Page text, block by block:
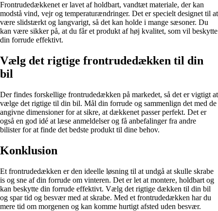
Frontrudedækkenet er lavet af holdbart, vandtæt materiale, der kan
modstå vind, vejr og temperaturændringer. Det er specielt designet til at
være slidstærkt og langvarigt, så det kan holde i mange sæsoner. Du
kan være sikker på, at du får et produkt af høj kvalitet, som vil beskytte
din forrude effektivt.
Vælg det rigtige frontrudedækken til din
bil
Der findes forskellige frontrudedækken på markedet, så det er vigtigt at
vælge det rigtige til din bil. Mål din forrude og sammenlign det med de
angivne dimensioner for at sikre, at dækkenet passer perfekt. Det er
også en god idé at læse anmeldelser og få anbefalinger fra andre
bilister for at finde det bedste produkt til dine behov.
Konklusion
Et frontrudedækken er den ideelle løsning til at undgå at skulle skrabe
is og sne af din forrude om vinteren. Det er let at montere, holdbart og
kan beskytte din forrude effektivt. Vælg det rigtige dækken til din bil
og spar tid og besvær med at skrabe. Med et frontrudedækken har du
mere tid om morgenen og kan komme hurtigt afsted uden besvær.